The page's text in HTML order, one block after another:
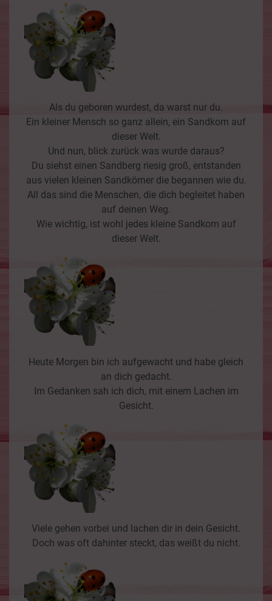
Als du geboren wurdest, da warst nur du.
Ein kleiner Mensch so ganz allein, ein Sandkorn auf
dieser Welt.
Und nun, blick zurück was wurde daraus?
Du siehst einen Sandberg riesig groß, entstanden
aus vielen kleinen Sandkörner die begannen wie du.
All das sind die Menschen, die dich begleitet haben
auf deinen Weg.
Wie wichtig, ist wohl jedes kleine Sandkorn auf
dieser Welt.
Heute Morgen bin ich aufgewacht und habe gleich
an dich gedacht.
Im Gedanken sah ich dich, mit einem Lachen im
Gesicht.
Viele gehen vorbei und lachen dir in dein Gesicht.
Doch was oft dahinter steckt, das weißt du nicht.